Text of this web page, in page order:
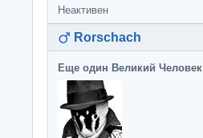
Неактивен
Rorschach
Еще один Великий Человек